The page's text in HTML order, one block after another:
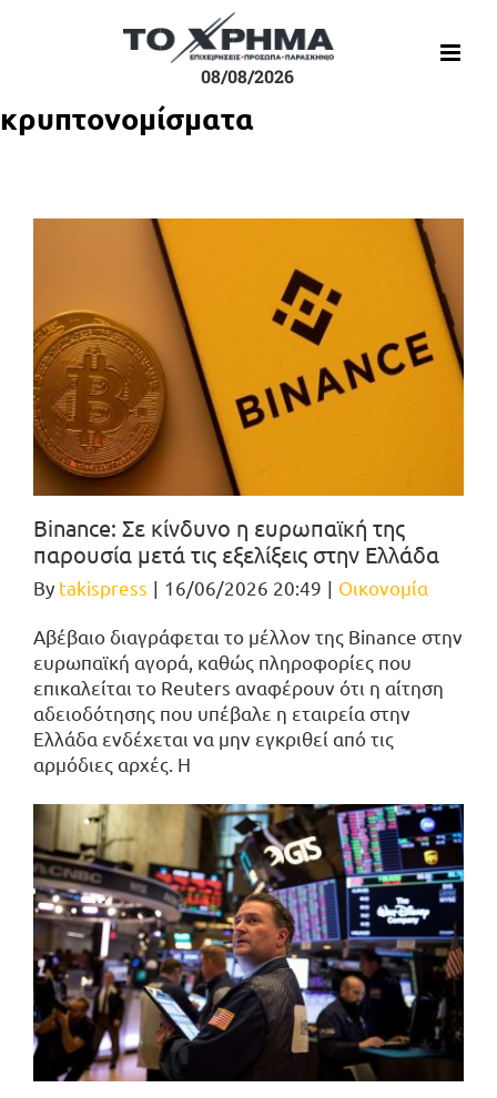
08/08/2026
κρυπτονομίσματα
Binance: Σε κίνδυνο η ευρωπαϊκή της
παρουσία μετά τις εξελίξεις στην Ελλάδα
By takispress | 16/06/2026 20:49 | Οικονομία
Αβέβαιο διαγράφεται το μέλλον της Binance στην
ευρωπαϊκή αγορά, καθώς πληροφορίες που
επικαλείται το Reuters αναφέρουν ότι η αίτηση
αδειοδότησης που υπέβαλε η εταιρεία στην
Ελλάδα ενδέχεται να μην εγκριθεί από τις
αρμόδιες αρχές. Η